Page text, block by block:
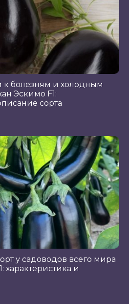
болезням и холодным
Эскимо F1:
сорта
у садоводов всего мира
характеристика и